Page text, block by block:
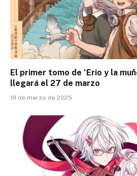
El primer tomo de ‘Erio y la
llegará el 27 de marzo
19 de marzo de 2025